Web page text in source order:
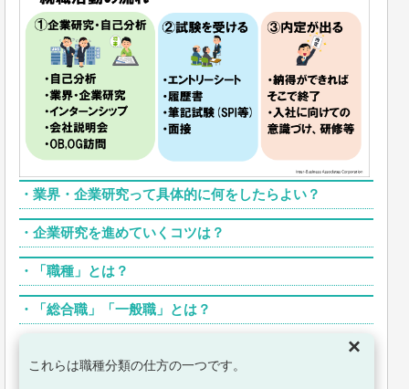
・ 業界・企業研究って具体的に何をしたらよい？
・ 企業研究を進めていくコツは？
・ 「職種」とは？
・ 「総合職」「一般職」とは？
×
これらは職種分類の仕方の一つです。